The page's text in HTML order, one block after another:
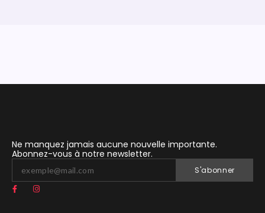
Ne manquez jamais aucune nouvelle importante.
Abonnez-vous à notre newsletter.
S'abonner